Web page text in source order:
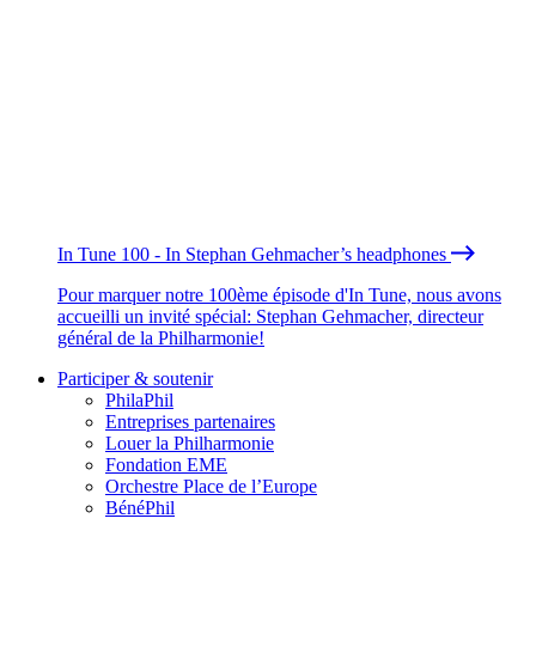
In Tune 100 - In Stephan Gehmacher’s headphones
Pour marquer notre 100ème épisode d'In Tune, nous avons
accueilli un invité spécial: Stephan Gehmacher, directeur
général de la Philharmonie!
Participer & soutenir
PhilaPhil
Entreprises partenaires
Louer la Philharmonie
Fondation EME
Orchestre Place de l’Europe
BénéPhil